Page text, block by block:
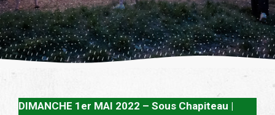
DIMANCHE 1er MAI 2022 – Sous Chapiteau |